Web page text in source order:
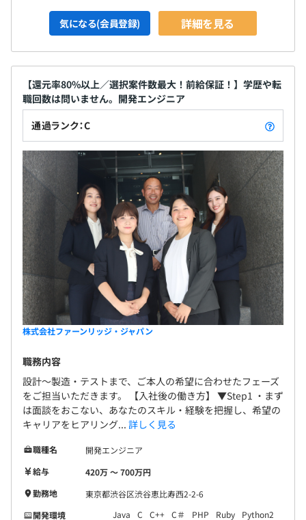
気になる(会員登録) 詳細を見る
【還元率80%以上／選択案件数最大！前給保証！】学歴や転
職回数は問いません。開発エンジニア
通過ランク：C
株式会社ファーンリッジ・ジャパン
職務内容
設計～製造・テストまで、ご本人の希望に合わせたフェーズ
をご担当いただきます。 【入社後の働き方】 ▼Step1 ・まず
は面談をおこない、あなたのスキル・経験を把握し、希望の
キャリアをヒアリング... 詳しく見る
職種名
開発エンジニア
給与
420万 〜 700万円
勤務地
東京都渋谷区渋谷恵比寿西2-2-6
開発環境
Java C C++ C＃ PHP Ruby Python2